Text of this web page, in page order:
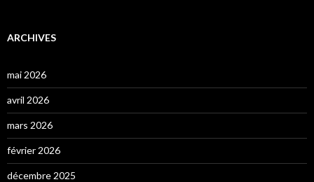
ARCHIVES
mai 2026
avril 2026
mars 2026
février 2026
décembre 2025